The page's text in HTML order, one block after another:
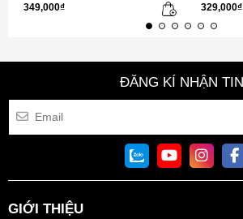
349,000₫ 329,000₫
ĐĂNG KÍ NHẬN TIN
GIỚI THIỆU